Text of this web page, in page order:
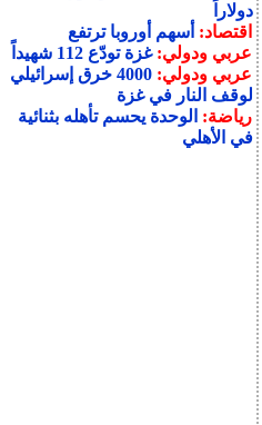
دولاراً
اقتصاد: أسهم أوروبا ترتفع
عربي ودولي:غزة تودّع 112 شهيداً
عربي ودولي:
4000 خرق إسرائيلي
لوقف النار في غزة
رياضة: الوحدة يحسم تأهله بثنائية
في الأهلي